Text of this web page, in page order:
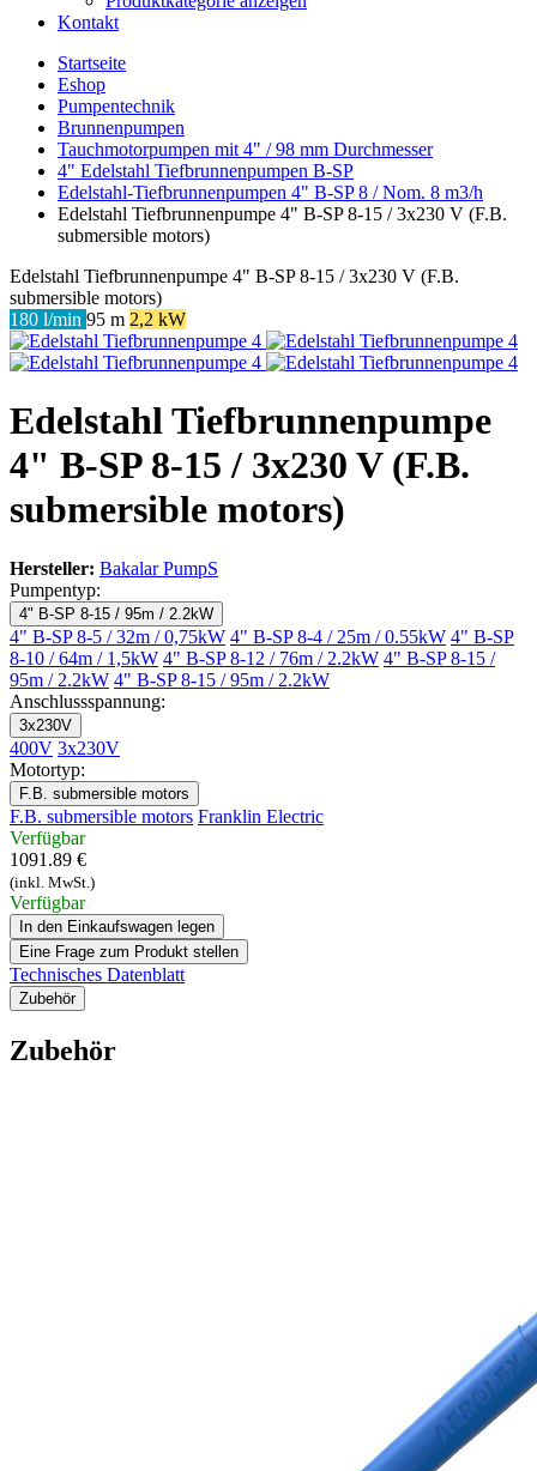
Kontakt
Startseite
Eshop
Pumpentechnik
Brunnenpumpen
Tauchmotorpumpen mit 4" / 98 mm Durchmesser
4" Edelstahl Tiefbrunnenpumpen B-SP
Edelstahl-Tiefbrunnenpumpen 4" B-SP 8 / Nom. 8 m3/h
Edelstahl Tiefbrunnenpumpe 4" B-SP 8-15 / 3x230 V (F.B.
submersible motors)
Edelstahl Tiefbrunnenpumpe 4" B-SP 8-15 / 3x230 V (F.B.
submersible motors)
180 l/min 95 m 2,2 kW
Edelstahl Tiefbrunnenpumpe
4" B-SP 8-15 / 3x230 V (F.B.
submersible motors)
Hersteller: Bakalar PumpS
Pumpentyp:
4" B-SP 8-15 / 95m / 2.2kW
4" B-SP 8-5 / 32m / 0,75kW 4" B-SP 8-4 / 25m / 0.55kW 4" B-SP
8-10 / 64m / 1,5kW 4" B-SP 8-12 / 76m / 2.2kW 4" B-SP 8-15 /
95m / 2.2kW 4" B-SP 8-15 / 95m / 2.2kW
Anschlussspannung:
3x230V
400V 3x230V
Motortyp:
F.B. submersible motors
F.B. submersible motors Franklin Electric
Verfügbar
1091.89 €
(inkl. MwSt.)
Verfügbar
In den Einkaufswagen legen
Eine Frage zum Produkt stellen
Technisches Datenblatt
Zubehör
Zubehör